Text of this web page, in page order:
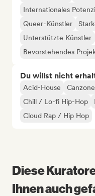
Internationales
Queer-Künstler
Unterstützte Künstler
Bevorstehendes
Du willst nicht
Acid-House
Chill / Lo-fi Hip-Hop
Cloud Rap / Hip Hop
Diese
Ihnen auch